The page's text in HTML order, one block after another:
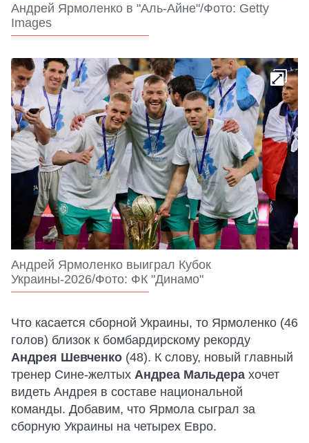
Андрей Ярмоленко в "Аль-Айне"/Фото: Getty
Images
Андрей Ярмоленко выиграл Кубок
Украины-2026/Фото: ФК "Динамо"
Что касается сборной Украины, то Ярмоленко (46
голов) близок к бомбардирскому рекорду
Андрея Шевченко (48). К слову, новый главный
тренер Сине-желтых Андреа Мальдера хочет
видеть Андрея в составе национальной
команды. Добавим, что Ярмола сыграл за
сборную Украины на четырех Евро.